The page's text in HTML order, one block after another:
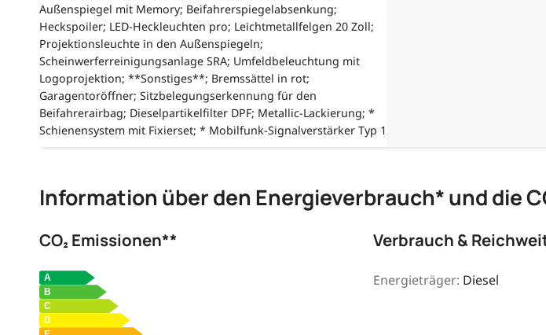
Außenspiegel mit Memory; Beifahrerspiegelabsenkung;
Heckspoiler; LED-Heckleuchten pro; Leichtmetallfelgen 20 Zoll;
Projektionsleuchte in den Außenspiegeln;
Scheinwerferreinigungsanlage SRA; Umfeldbeleuchtung mit
Logoprojektion; **Sonstiges**; Bremssättel in rot;
Garagentoröffner; Sitzbelegungserkennung für den
Beifahrerairbag; Dieselpartikelfilter DPF; Metallic-Lackierung; *
Schienensystem mit Fixierset; * Mobilfunk-Signalverstärker Typ 1
Information über den Energieverbrauch* und die
CO₂ Emissionen** Verbrauch &
Energieträger: Diesel